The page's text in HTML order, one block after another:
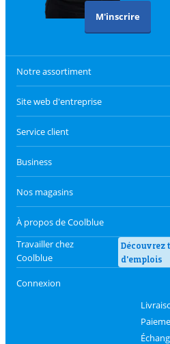
M'inscrire
Notre assortiment
Site web d'entreprise
Service client
Business
Nos magasins
À propos de Coolblue
Travailler chez
Coolblue
Découvrez
d'emplois
Connexion